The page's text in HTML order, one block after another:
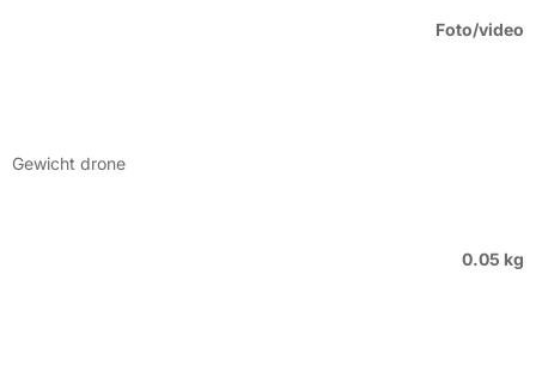
Foto/video
Gewicht drone
0.05 kg